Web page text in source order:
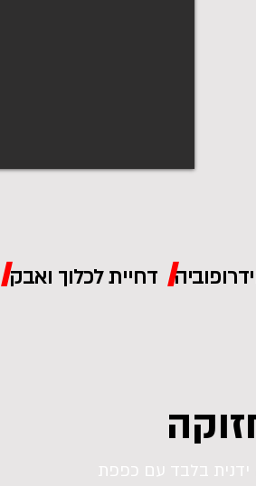
/ /
בלבד עם כפפת